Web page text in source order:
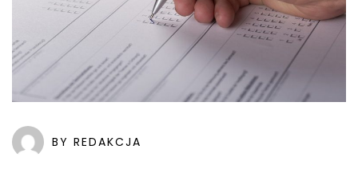
BY REDAKCJA